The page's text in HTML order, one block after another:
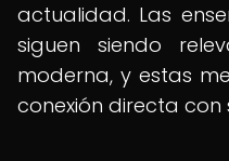
actualidad. Las
siguen siendo
moderna, y estas
conexión directa